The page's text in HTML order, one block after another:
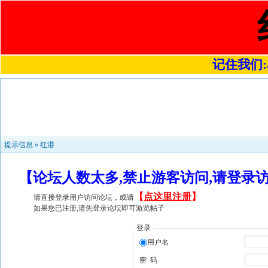
记住我们
提示信息 » 红港
【论坛人数太多,禁止游客访问,请登
请直接登录用户访问论坛，或请 【 点这里注册】
如果您已注册,请先登录论坛即可游览帖子
登录
用户名
密 码